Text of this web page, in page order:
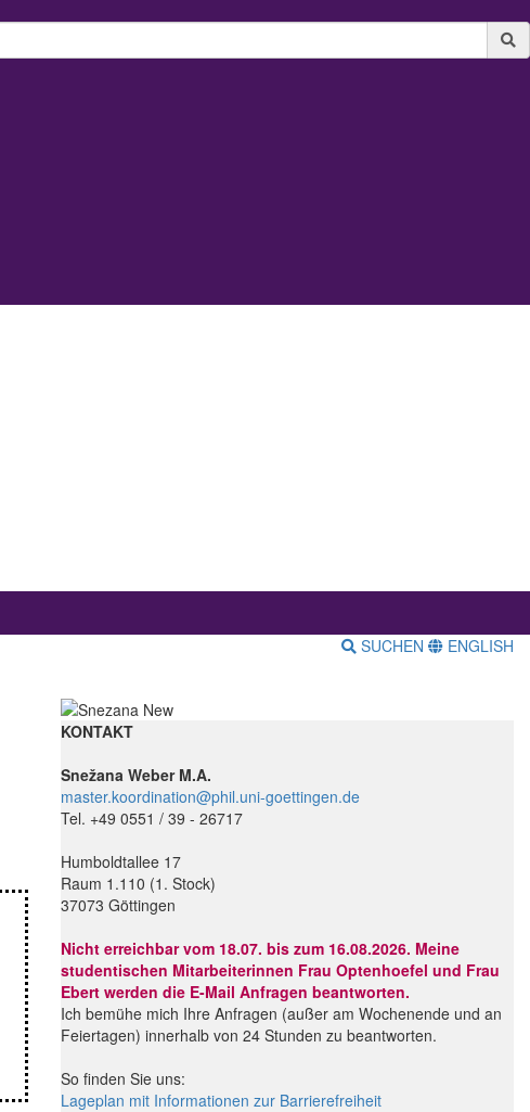
SUCHEN ENGLISH
KONTAKT
Snežana Weber M.A.
master.koordination@phil.uni-goettingen.de
Tel. +49 0551 / 39 - 26717
Humboldtallee 17
Raum 1.110 (1. Stock)
37073 Göttingen
Nicht erreichbar vom 18.07. bis zum 16.08.2026. Meine
studentischen Mitarbeiterinnen Frau Optenhoefel und Frau
Ebert werden die E-Mail Anfragen beantworten.
Ich bemühe mich Ihre Anfragen (außer am Wochenende und an
Feiertagen) innerhalb von 24 Stunden zu beantworten.
So finden Sie uns:
Lageplan mit Informationen zur Barrierefreiheit